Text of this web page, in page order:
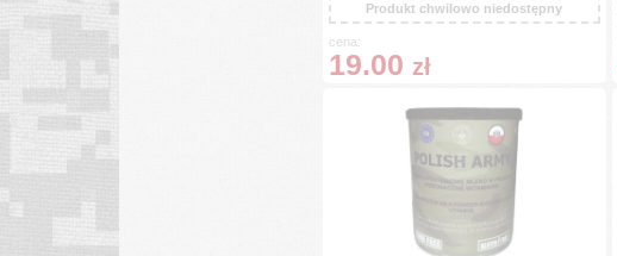
Produkt chwilowo niedostępny
cena:
19.00 zł